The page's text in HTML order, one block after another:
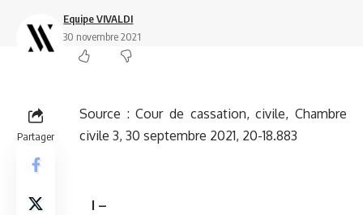
Equipe VIVALDI
30 novembre 2021
Partager
Source :Cour de cassation, civile, Chambre
civile 3, 30 septembre 2021, 20-18.883
I –